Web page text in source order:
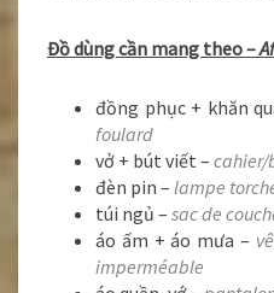
Đồ dùng cần mang theo –
đồng phục + khăn
foulard
vở + bút viết – cahier/
đèn pin – lampe
túi ngủ – sac de
áo ấm + áo mưa –
imperméable